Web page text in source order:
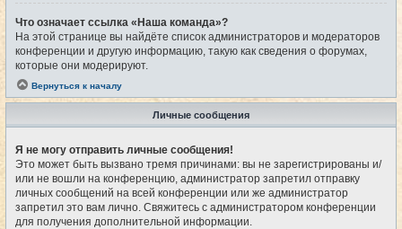
Что означает ссылка «Наша команда»?
На этой странице вы найдёте список администраторов и модераторов
конференции и другую информацию, такую как сведения о форумах,
которые они модерируют.
Вернуться к началу
Личные сообщения
Я не могу отправить личные сообщения!
Это может быть вызвано тремя причинами: вы не зарегистрированы и/
или не вошли на конференцию, администратор запретил отправку
личных сообщений на всей конференции или же администратор
запретил это вам лично. Свяжитесь с администратором конференции
для получения дополнительной информации.